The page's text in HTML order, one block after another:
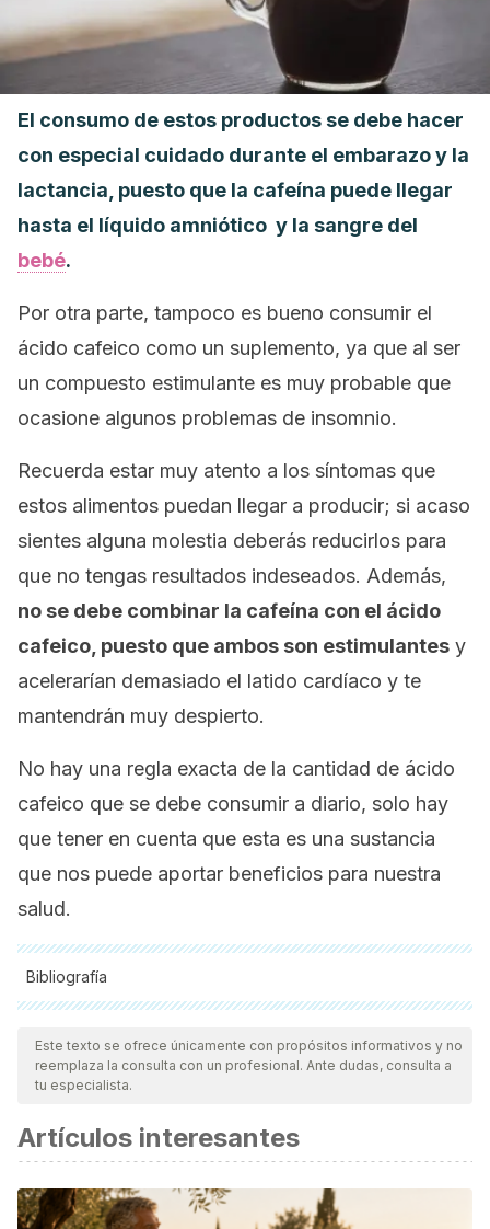
El consumo de estos productos se debe hacer
con especial cuidado durante el embarazo y la
lactancia, puesto que la cafeína puede llegar
hasta el líquido amniótico y la sangre del
bebé.
Por otra parte, tampoco es bueno consumir el
ácido cafeico como un suplemento, ya que al ser
un compuesto estimulante es muy probable que
ocasione algunos problemas de insomnio.
Recuerda estar muy atento a los síntomas que
estos alimentos puedan llegar a producir; si acaso
sientes alguna molestia deberás reducirlos para
que no tengas resultados indeseados. Además,
no se debe combinar la cafeína con el ácido
cafeico puesto que ambos son estimulantes y
acelerarían demasiado el latido cardíaco y te
mantendrán muy despierto.
No hay una regla exacta de la cantidad de ácido
cafeico que se debe consumir a diario, solo hay
que tener en cuenta que esta es una sustancia
que nos puede aportar beneficios para nuestra
salud.
Bibliografía
Todas las fuentes citadas fueron revisadas a profundidad por
nuestro equipo, para asegurar su calidad, confiabilidad,
vigencia y validez.La bibliografía de este artículo fue
científica.
Gutiérrez Maydata, A. (2002). Café, Antioxidantes y
Protección a la Salud.MEDISAN
(4), 72–81.
Este texto se ofrece únicamente con propósitos informativos y no
reemplaza la consulta con un profesional. Ante dudas, consulta a
tu especialista.
Artículos interesantes